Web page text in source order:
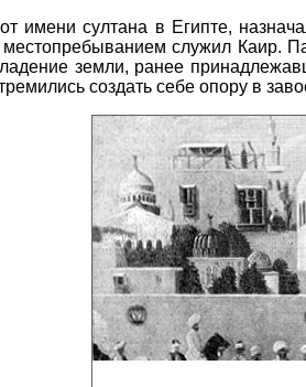
имени султана в Египте,
местопребыванием служил
земли, ранее
создать себе опору в